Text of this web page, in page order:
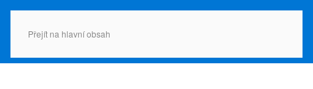
Přejít na hlavní obsah